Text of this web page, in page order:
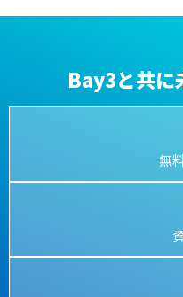
Bay3と共に
無